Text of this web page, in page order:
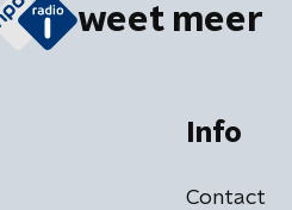
weet meer
Info
Contact